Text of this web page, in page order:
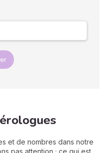
et de nombres dans notre
pas attention ; ce qui est